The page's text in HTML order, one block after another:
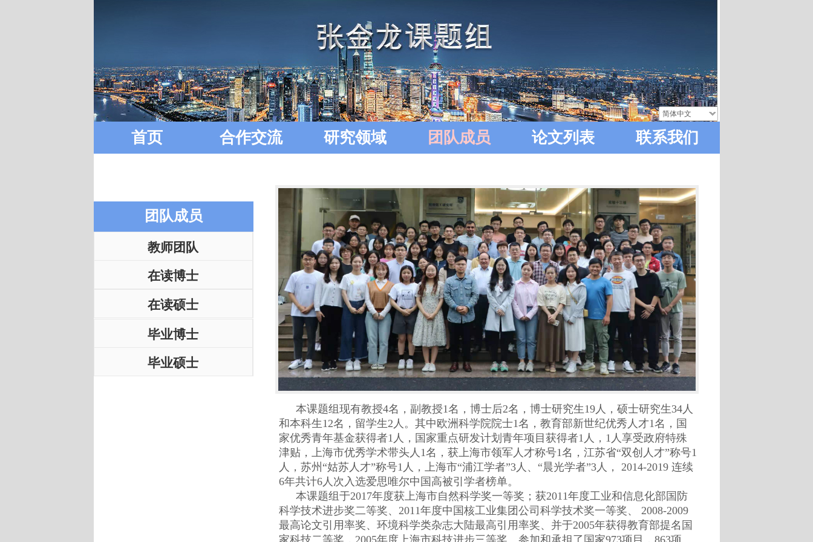
简体中文
首页 合作交流 研究领域 团队成员 论文列表 联系我们
本课题组现有教授4名，副教授1名，博士后2名，博士研究生19人，硕士研究生34人
和本科生12名，留学生2 人。其中欧洲科学院院士1名，教育部新世纪优秀人才1名，国
家优秀青年基金获得者1 人，国家重点研发计划青年项目获得者1 人， 1 人享受政府特殊
津贴，上海市优秀学术带头人 1名，获上海市领军人才称号1名，江苏省“双创人才”称号1
人，苏州 “姑苏人才”称号1 人，上海市“浦江学者”3人、 “晨光学者”3人， 2014-2019 连续
6年共计6人次入选爱思唯尔中国高被引学者榜单。
本课题组于2017年度获上海市自然科学奖一等奖；获2011年度工业和信息化部国防
科学技术进步奖二等奖、 2011年度中国核工业集团公司科学技术奖一等奖、
2008-2009
最高论文引用率奖、环境科学类杂志大陆最高引用率奖、并于2005年获得教育部提名国
家科技二等奖， 2005年度上海市科技进步三等奖。参加和承担了国家973项目， 863项
团队成员
教师团队
在读博士
在读硕士
毕业博士
毕业硕士